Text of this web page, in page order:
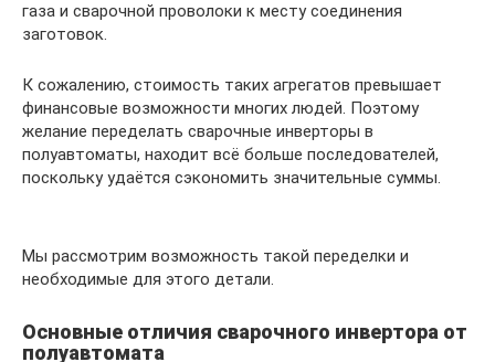
газа и сварочной проволоки к месту соединения
заготовок.
К сожалению, стоимость таких агрегатов превышает
финансовые возможности многих людей. Поэтому
желание переделать сварочные инверторы в
полуавтоматы, находит всё больше последователей,
поскольку удаётся сэкономить значительные суммы.
Мы рассмотрим возможность такой переделки и
необходимые для этого детали.
Основные отличия сварочного инвертора от
полуавтомата